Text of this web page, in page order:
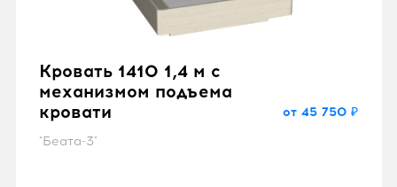
Кровать 1410 1,4 м с
механизмом подъема
кровати
"Беата-3"
от 45 750 ₽